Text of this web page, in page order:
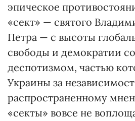
эпическое
«сект» — святого
Петра — с высоты
свободы и демократии
деспотизмом, частью
Украины за
распространенному
«секты» вовсе не